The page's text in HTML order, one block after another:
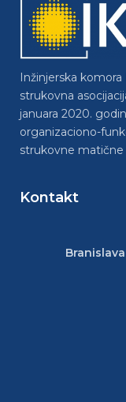
Inžinjerska
strukovna
januara 2020.
organizaciono-
strukovne matične
Kontakt